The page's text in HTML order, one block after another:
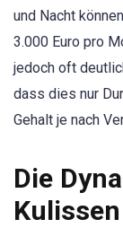
und Nacht
3.000 Euro pro
jedoch oft
dass dies nur
Gehalt je nach
Die